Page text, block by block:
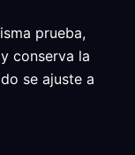
prueba,
conserva la
se ajuste a